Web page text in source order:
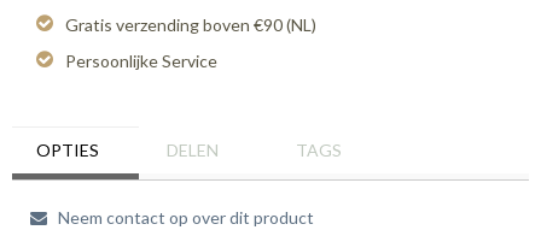
Gratis verzending boven €90 (NL)
Persoonlijke Service
OPTIES DELEN TAGS
Neem contact op over dit product